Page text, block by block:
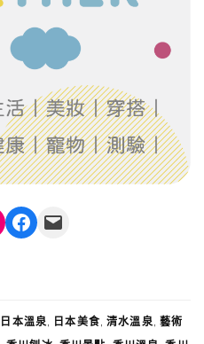
Facebook Mail
日本溫泉, 日本美食,清水溫泉, 藝術